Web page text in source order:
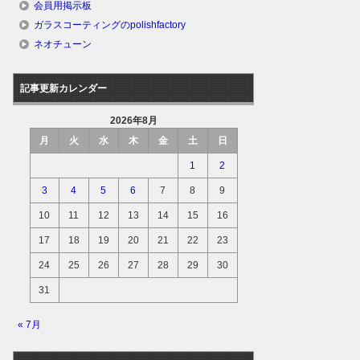
会員用掲示板
ガラスコーティングのpolishfactory
ネオチューン
記事更新カレンダー
2026年8月
月
火 水 木 金 土 日
1 2
3 4 5 6 7 8 9
10 11 12 13 14 15 16
17 18 19 20 21 22 23
24 25 26 27 28 29 30
31
« 7月